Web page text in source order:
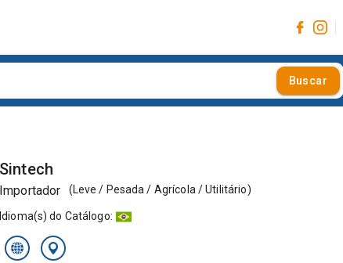
Buscar
Sintech
Importador (Leve / Pesada / Agrícola / Utilitário)
Idioma(s) do Catálogo: